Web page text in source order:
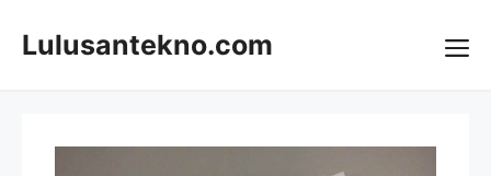
Lulusantekno.com